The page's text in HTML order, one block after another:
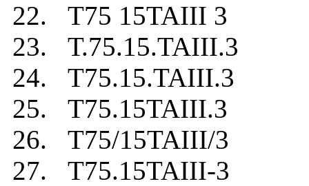
22. Т75 15TAIII 3
23. Т.75.15.TAIII.3
24. Т75.15.TAIII.3
25. Т75.15TAIII.3
26. Т75/15TAIII/3
27. Т75.15TAIII-3